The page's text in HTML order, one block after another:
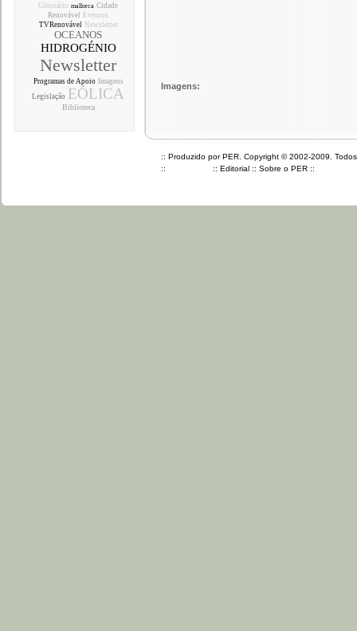
Glossário mallorca Cidade
Renovável
Eventos
TVRenovável Newsletter
OCEANOS
HIDROGÉNIO
Newsletter
Programas de Apoio Imagens
Legislação EÓLICA
Biblioteca
Imagens:
:: Produzido por PER. Copyright © 2002-2009.
::
:: Editorial :: Sobre o PER ::